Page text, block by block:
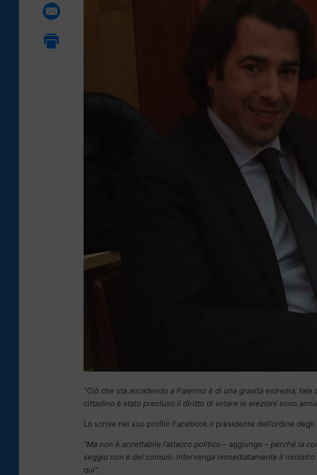
“Ciò che sta accadendo a Palermo è di una gravità estrema,
cittadino è stato precluso il diritto di votare le elezioni sono
Lo scrive nel suo profilo Facebook il presidente dell’ordine
“Ma non è accettabile l’attacco politico – aggiunge – perché la
seggio non è dei comuni. Intervenga immediatamente il
qui”.